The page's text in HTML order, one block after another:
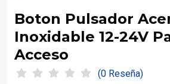
Boton Pulsador
Inoxidable 12-24V
Acceso
(0 Reseña)